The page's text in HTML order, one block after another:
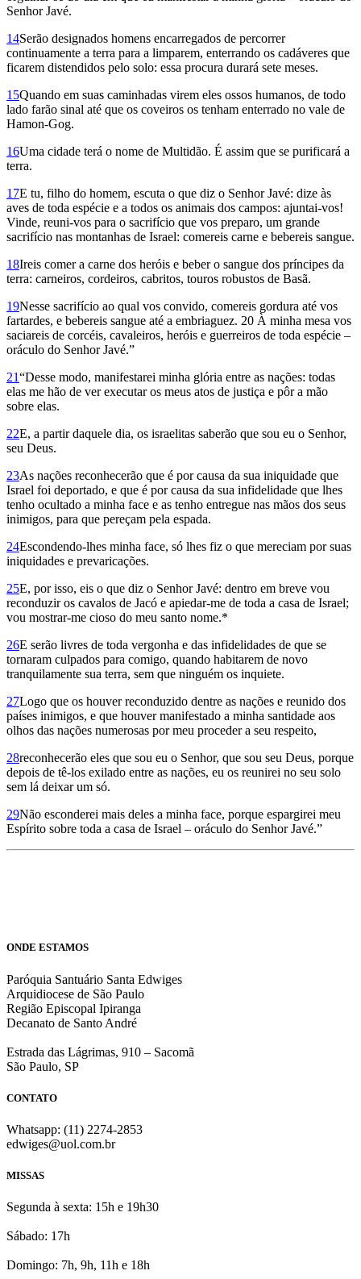
Senhor Javé.
14Serão designados homens encarregados de percorrer
continuamente a terra para a limparem, enterrando os cadáveres que
ficarem distendidos pelo solo: essa procura durará sete meses.
15Quando em suas caminhadas virem eles ossos humanos, de todo
lado farão sinal até que os coveiros os tenham enterrado no vale de
Hamon-Gog.
16Uma cidade terá o nome de Multidão. É assim que se purificará a
terra.
17E tu, filho do homem, escuta o que diz o Senhor Javé: dize às
aves de toda espécie e a todos os animais dos campos: ajuntai-vos!
Vinde, reuni-vos para o sacrifício que vos preparo, um grande
sacrifício nas montanhas de Israel: comereis carne e bebereis sangue.
18Ireis comer a carne dos heróis e beber o sangue dos príncipes da
terra: carneiros, cordeiros, cabritos, touros robustos de Basã.
19Nesse sacrifício ao qual vos convido, comereis gordura até vos
fartardes, e bebereis sangue até a embriaguez. 20 À minha mesa vos
saciareis de corcéis, cavaleiros, heróis e guerreiros de toda espécie –
oráculo do Senhor Javé.”
21“Desse modo, manifestarei minha glória entre as nações: todas
elas me hão de ver executar os meus atos de justiça e pôr a mão
sobre elas.
22E, a partir daquele dia, os israelitas saberão que sou eu o Se­nhor,
seu Deus.
23As nações reconhecerão que é por causa da sua iniquidade que
Israel foi deportado, e que é por causa da sua infidelidade que lhes
tenho ocultado a minha face e as tenho entregue nas mãos dos seus
inimigos, para que pereçam pela espada.
24Escondendo-lhes minha face, só lhes fiz o que mereciam por suas
iniquidades e prevaricações.
25E, por isso, eis o que diz o Senhor Javé: dentro em breve vou
reconduzir os cavalos de Jacó e apiedar-me de toda a casa de Israel;
vou mostrar-me cioso do meu santo nome.*
26E serão livres de toda vergonha e das infidelidades de que se
tornaram culpados para comigo, quando habitarem de novo
tranquilamente sua terra, sem que ninguém os inquiete.
27Logo que os houver reconduzido dentre as nações e reunido dos
países inimigos, e que houver manifestado a minha santidade aos
olhos das nações numerosas por meu proceder a seu respeito,
28reconhecerão eles que sou eu o Senhor, que sou seu Deus, porque
depois de tê-los exilado entre as nações, eu os reunirei no seu solo
sem lá deixar um só.
29Não esconderei mais deles a minha face, porque espargirei meu
Espírito sobre toda a casa de Israel – oráculo do Senhor Javé.”
ONDE ESTAMOS
Paróquia Santuário Santa Edwiges
Arquidiocese de São Paulo
Região Episcopal Ipiranga
Decanato de Santo André
Estrada das Lágrimas, 910 – Sacomã
São Paulo, SP
CONTATO
Whatsapp: (11) 2274-2853
edwiges@uol.com.br
MISSAS
Segunda à sexta: 15h e 19h30
Sábado: 17h
Domingo: 7h, 9h, 11h e 18h